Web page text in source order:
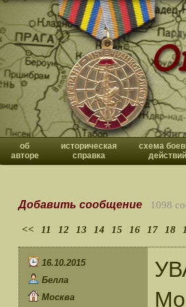
об
авторе
историческая
справка
схема
действий
Добавить сообщение 1098
<< 11 12 13 14 15 16 17 18
16.10.2015
Белла
Москва